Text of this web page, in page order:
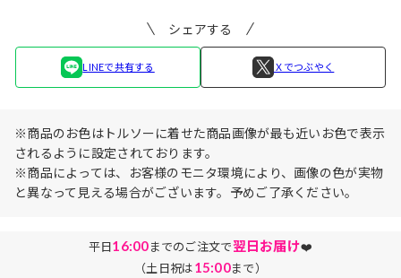
シェアする
LINEで共有する Ｘでつぶやく
※商品のお色はトルソーに着せた商品画像が最も近いお色で表示
されるように設定されております。
※商品によっては、お客様のモニタ環境により、画像の色が実物
と異なって見える場合がございます。予めご了承ください。
平日16:00までのご注文で翌日お届け❤️
（土日祝は15:00まで）